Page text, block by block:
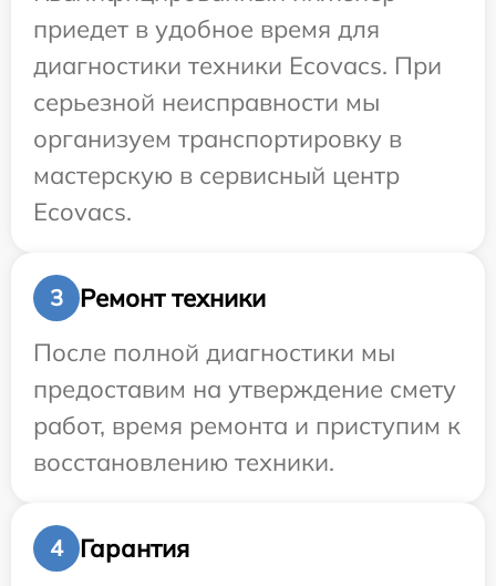
приедет в удобное время для
диагностики техники Ecovacs. При
серьезной неисправности мы
организуем транспортировку в
мастерскую в сервисный центр
Ecovacs.
3
Ремонт техники
После полной диагностики мы
предоставим на утверждение смету
работ, время ремонта и приступим к
восстановлению техники.
4
Гарантия